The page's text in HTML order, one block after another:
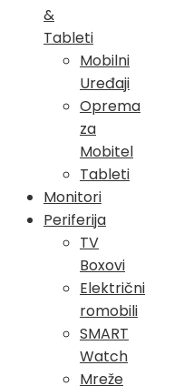
&
Tableti
Mobilni
Uređaji
Oprema
za
Mobitel
Tableti
Monitori
Periferija
TV
Boxovi
Električni
romobili
SMART
Watch
Mreže